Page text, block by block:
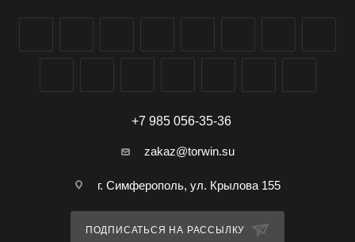
+7 985 056-35-36
zakaz@torwin.su
г. Симферополь, ул. Крылова 155
ПОДПИСАТЬСЯ НА РАССЫЛКУ